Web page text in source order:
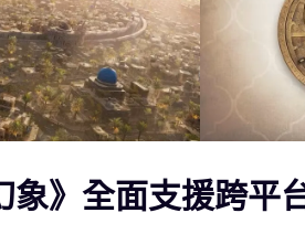
象》全面支援跨平